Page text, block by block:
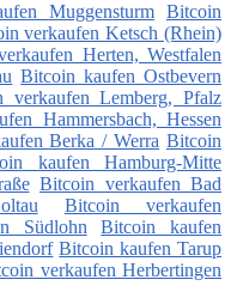
Muggensturm Bitcoin
verkaufen Ketsch (Rhein)
Herten, Westfalen
Bitcoin kaufen Ostbevern
verkaufen Lemberg, Pfalz
Hammersbach, Hessen
Berka / Werra Bitcoin
kaufen Hamburg-Mitte
Bitcoin verkaufen Bad
Bitcoin verkaufen
Südlohn
Bitcoin kaufen
Bitcoin kaufen Tarup
verkaufen Herbertingen